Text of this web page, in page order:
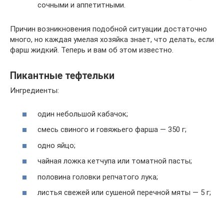
сочными и аппетитными.
Причин возникновения подобной ситуации достаточно
много, но каждая умелая хозяйка знает, что делать, если
фарш жидкий. Теперь и вам об этом известно.
Пикантные тефтельки
Ингредиенты:
один небольшой кабачок;
смесь свиного и говяжьего фарша — 350 г;
одно яйцо;
чайная ложка кетчупа или томатной пасты;
половина головки репчатого лука;
листья свежей или сушеной перечной мяты — 5 г;